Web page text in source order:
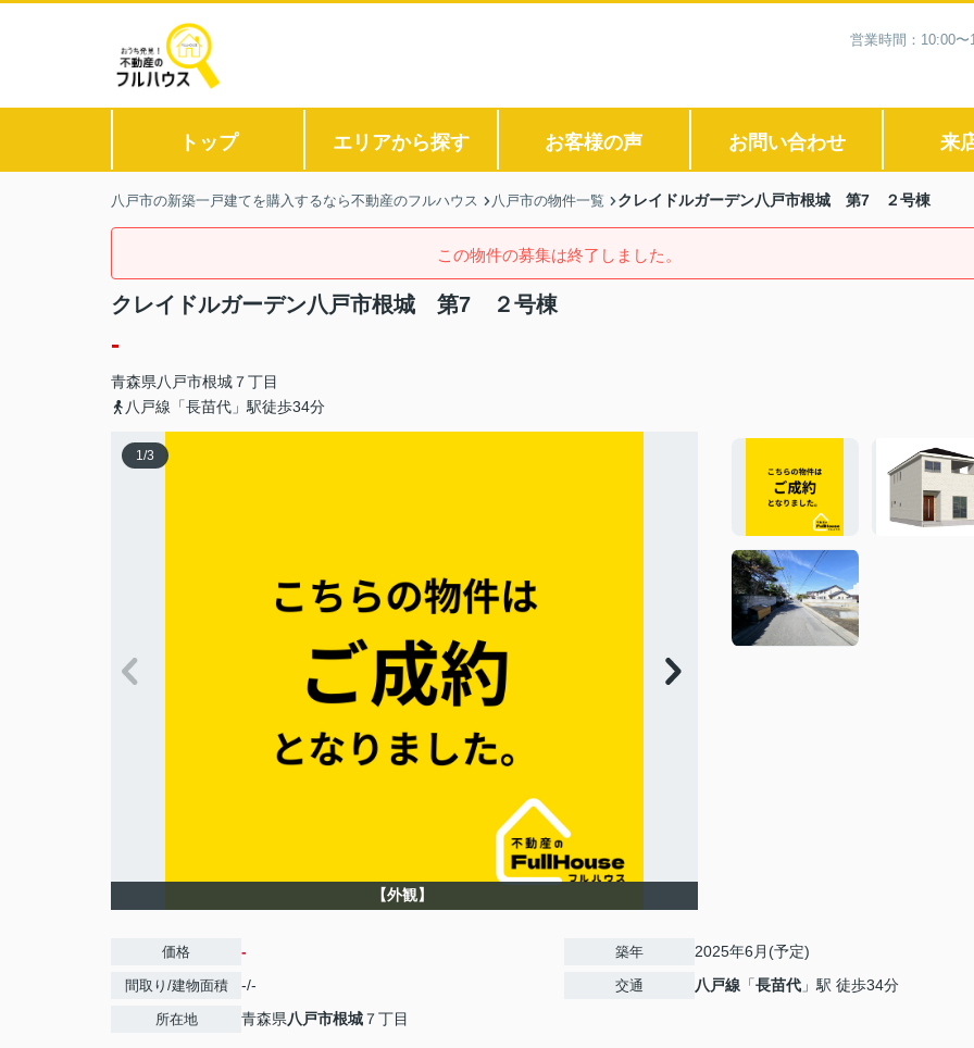
営業時間：10:00
トップ エリアから探す お客様の声 お問い合わせ 来
八戸市の新築一戸建てを購入するなら不動産のフルハウス 八戸市の物件一覧 クレイドルガーデン八戸市根城 第7 ２号棟
この物件の募集は終了しました。
クレイドルガーデン八戸市根城 第7 ２号棟
-
青森県八戸市根城 ７丁目
八戸線「長苗代」駅徒歩34分
1/3
【外観】
価格 -
間取り/建物面積 -/-
所在地 青森県八戸市根城 ７丁目
築年 2025年6月(予定)
交通 八戸線 「長苗代 」駅 徒歩34分